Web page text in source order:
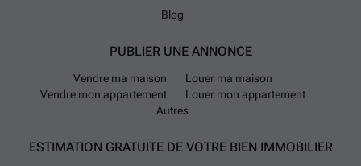
Blog
PUBLIER UNE ANNONCE
Vendre ma maison
Louer ma maison
Vendre mon appartement
Louer mon appartement
Autres
ESTIMATION GRATUITE DE VOTRE BIEN IMMOBILIER